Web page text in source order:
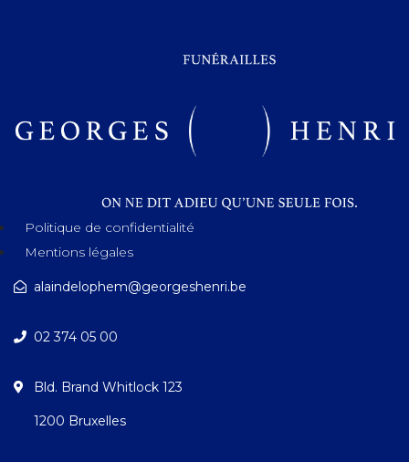
Politique de confidentialité
Mentions légales
alaindelophem@georgeshenri.be
02 374 05 00
Bld. Brand Whitlock 123
1200 Bruxelles